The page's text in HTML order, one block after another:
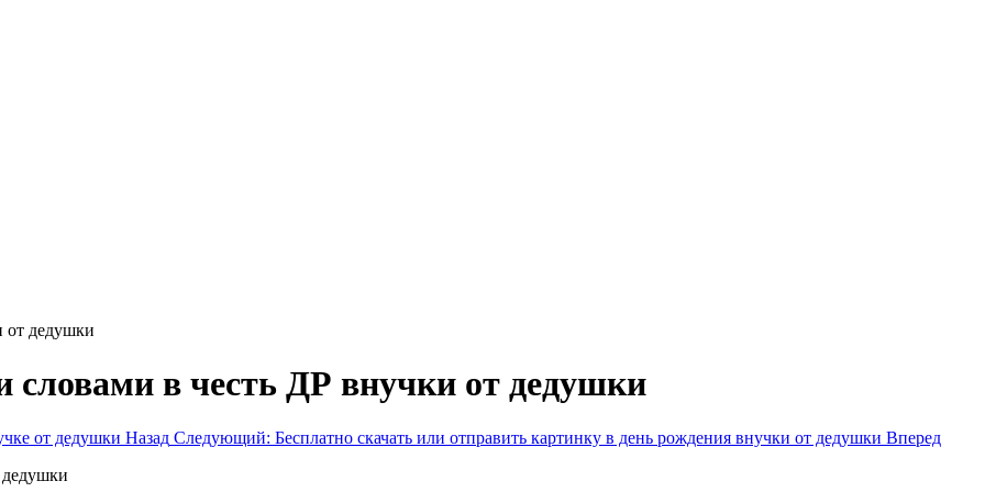
от дедушки
словами в честь ДР внучки от дедушки
от дедушки Назад Следующий: Бесплатно скачать или отправить картинку в день рождения внучки от дедушки Вперед